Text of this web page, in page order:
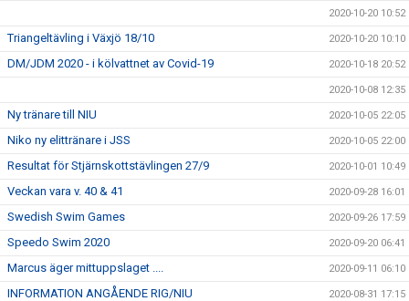
2020-10-20 10:52
Triangeltävling i Växjö 18/10 2020-10-20 10:10
DM/JDM 2020 - i kölvattnet av Covid-19 2020-10-18 20:52
2020-10-08 12:35
Ny tränare till NIU 2020-10-05 22:05
Niko ny elittränare i JSS 2020-10-05 22:00
Resultat för Stjärnskottstävlingen 27/9 2020-10-01 10:49
Veckan vara v. 40 & 41 2020-09-28 16:01
Swedish Swim Games 2020-09-26 17:59
Speedo Swim 2020 2020-09-20 06:41
Marcus äger mittuppslaget .... 2020-09-11 06:10
INFORMATION ANGÅENDE RIG/NIU 2020-08-31 17:15